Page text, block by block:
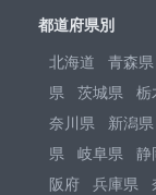
都道府県別
北海道
青森県
県
茨城県 栃
奈川県
新潟県
県
岐阜県 静
阪府
兵庫県